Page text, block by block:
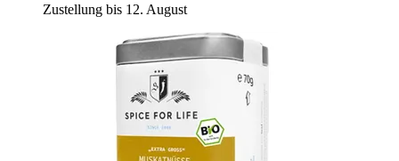
Zustellung bis 12. August